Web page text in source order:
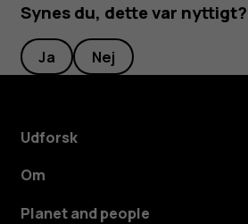
Synes du, dette var nyttigt?
Ja Nej
Udforsk
Om
Planet and people